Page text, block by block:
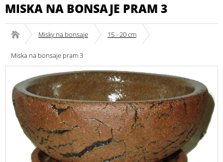
MISKA NA BONSAJE PRAM 3
Misky na bonsaje 15 - 20 cm
Miska na bonsaje pram 3